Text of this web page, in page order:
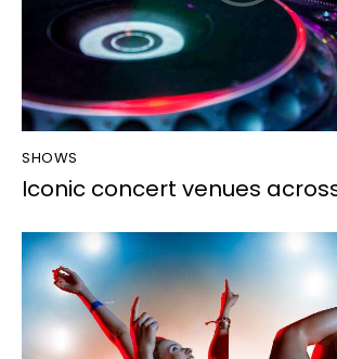
SHOWS
Iconic concert venues